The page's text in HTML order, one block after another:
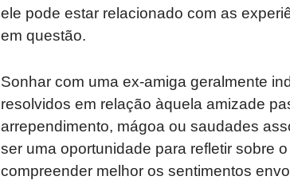
ele pode estar relacionado com as
em questão.
Sonhar com uma ex-amiga geralmente
resolvidos em relação àquela amizade
arrependimento, mágoa ou saudades
ser uma oportunidade para refletir sobre
compreender melhor os sentimentos